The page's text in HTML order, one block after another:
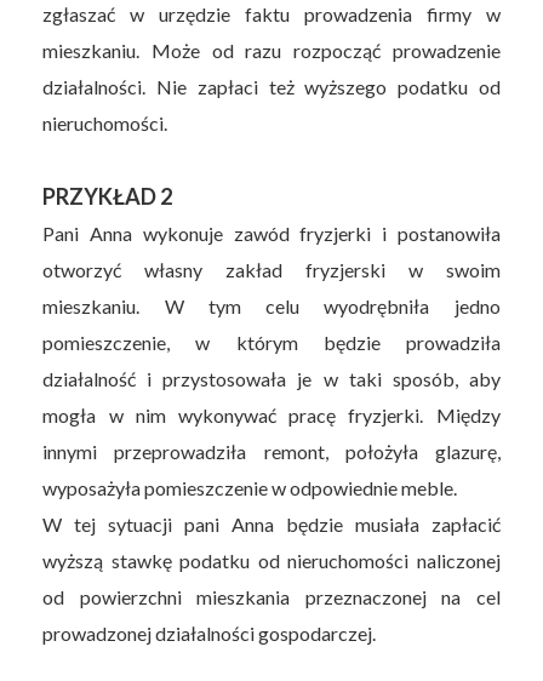
zgłaszać w urzędzie faktu prowadzenia firmy w
mieszkaniu. Może od razu rozpocząć prowadzenie
działalności. Nie zapłaci też wyższego podatku od
nieruchomości.
PRZYKŁAD 2
Pani Anna wykonuje zawód fryzjerki i postanowiła
otworzyć własny zakład fryzjerski w swoim
mieszkaniu. W tym celu wyodrębniła jedno
pomieszczenie, w którym będzie prowadziła
działalność i przystosowała je w taki sposób, aby
mogła w nim wykonywać pracę fryzjerki. Między
innymi przeprowadziła remont, położyła glazurę,
wyposażyła pomieszczenie w odpowiednie meble.
W tej sytuacji pani Anna będzie musiała zapłacić
wyższą stawkę podatku od nieruchomości naliczonej
od powierzchni mieszkania przeznaczonej na cel
prowadzonej działalności gospodarczej.